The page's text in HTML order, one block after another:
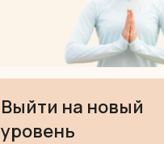
Выйти на новый
уровень